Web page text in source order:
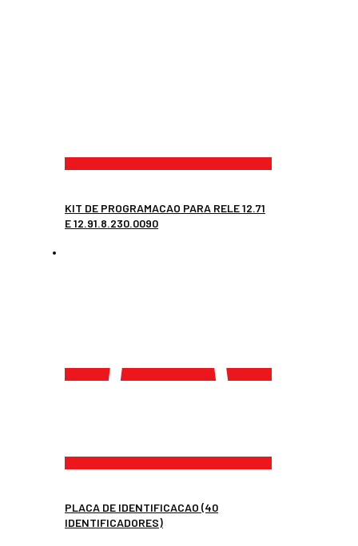
KIT DE PROGRAMACAO PARA RELE 12.71
E 12.91.8.230.0090
PLACA DE IDENTIFICACAO (40
IDENTIFICADORES)